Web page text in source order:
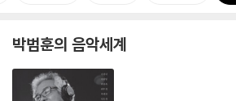
박범훈의 음악세계